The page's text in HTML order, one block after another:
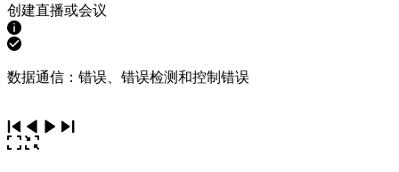
创建直播或会议
数据通信：错误、错误检测和控制错误